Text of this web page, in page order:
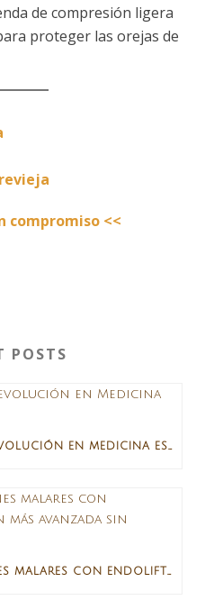
de compresión ligera
proteger las orejas de
compromiso <<
POSTS
POLINUCLEÓTIDOS: LA REVOLUCIÓN EN MEDICINA ESTÉTICA REGENERATIVA
TRATAMIENTO DE FESTONES MALARES CON ENDOLIFTX®: LA SOLUCIÓN MÁS AVANZADA SIN CIRUGÍA